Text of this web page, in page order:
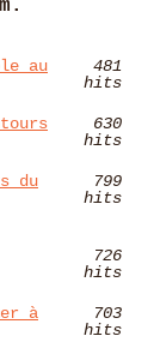
au
481
hits
630
hits
du
799
hits
726
hits
à
703
hits